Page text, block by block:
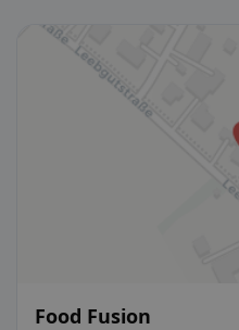
Food Fusion